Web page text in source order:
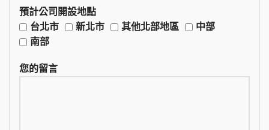
預計公司開設地點
台北市
新北市 其他北部地區
中部
南部
您的留言